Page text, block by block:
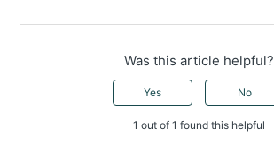
Was this article helpful?
Yes No
1 out of 1 found this helpful